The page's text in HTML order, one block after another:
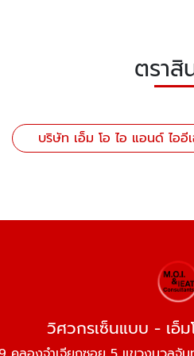
ตราสิ
บริษัท เอ็ม โอ ไอ แอนด์ ไอ
วิศวกรเซ็นแบบ - เอ็ม